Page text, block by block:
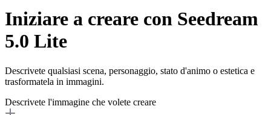
Iniziare a creare con Seedream
5.0 Lite
Descrivete qualsiasi scena, personaggio, stato d'animo o estetica e
trasformatela in immagini.
Descrivete l'immagine che volete creare